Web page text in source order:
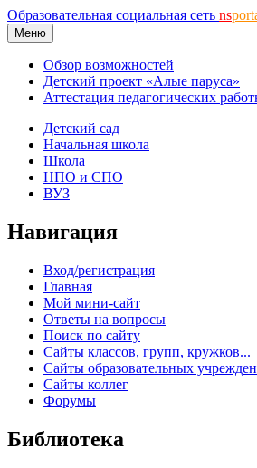
Образовательная социальная сеть ns
Меню
Обзор возможностей
Детский проект «Алые паруса»
Аттестация педагогических
Детский сад
Начальная школа
Школа
НПО и СПО
ВУЗ
Навигация
Вход/регистрация
Главная
Мой мини-сайт
Ответы на вопросы
Поиск по сайту
Сайты классов, групп, кружков...
Сайты образовательных
Сайты коллег
Форумы
Библиотека